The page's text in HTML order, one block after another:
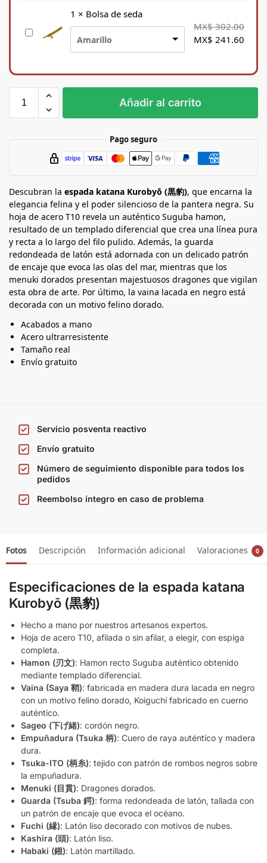
r
p
a
r
a
B
s
a
d
1 × Bolsa de seda
Amarillo
MX$302.00
MX$ 241.60
Añadir al carrito
Pago seguro
Descubran la espada katana Kurobyō (黒豹), que encarna la
elegancia felina y el poder silencioso de la pantera negra. Su
hoja de acero T10 revela un auténtico Suguba hamon,
resultado de un templado diferencial que crea una línea pura
y recta a lo largo del filo pulido. Además, la guarda
redondeada de latón está adornada con un delicado patrón
de encaje que evoca las olas del mar, mientras que los
menuki dorados presentan majestuosos dragones que vigilan
esta obra de arte. Por último, la vaina lacada en negro está
decorada con un motivo felino dorado.
Acabados a mano
Acero ultrarresistente
Tamaño real
Envío gratuito
Servicio posventa reactivo
Envío gratuito
Número de seguimiento disponible para todos los
pedidos
Reembolso íntegro en caso de problema
Fotos Descripción Información adicional Valoraciones 0
Especificaciones de la espada katana
Kurobyō (黒豹)
Hecho a mano por nuestros artesanos expertos.
Hoja de acero T10, afilada o sin afilar, a elegir, con espiga
completa.
Hamon (刃文): Hamon recto Suguba auténtico obtenido
mediante templado diferencial.
Vaina (Saya 鞘): fabricada en madera dura lacada en negro
con un motivo felino dorado, Koiguchi fabricado en cuerno
auténtico.
Sageo (下げ緒): cordón negro.
Empuñadura (Tsuka 柄): Cuero de raya auténtico y madera
dura.
Tsuka-ITO (柄糸): tejido con patrón de rombos negros sobre
la empuñadura.
Menuki (目貫): Dragones dorados.
Guarda (Tsuba 鍔): forma redondeada de latón, tallada con
un patrón de encaje que evoca el océano.
Fuchi (縁): Latón liso decorado con motivos de nubes.
Kashira (頭): Latón liso.
Habaki (鎺): Latón martillado.